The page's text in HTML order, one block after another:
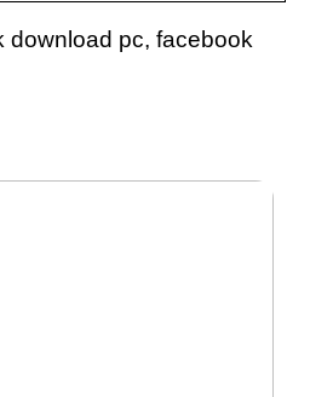
download pc, facebook